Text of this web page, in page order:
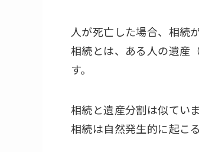
人が死亡した場合、相続
相続とは、ある人の遺産
す。
相続と遺産分割は似てい
相続は自然発生的に起こ